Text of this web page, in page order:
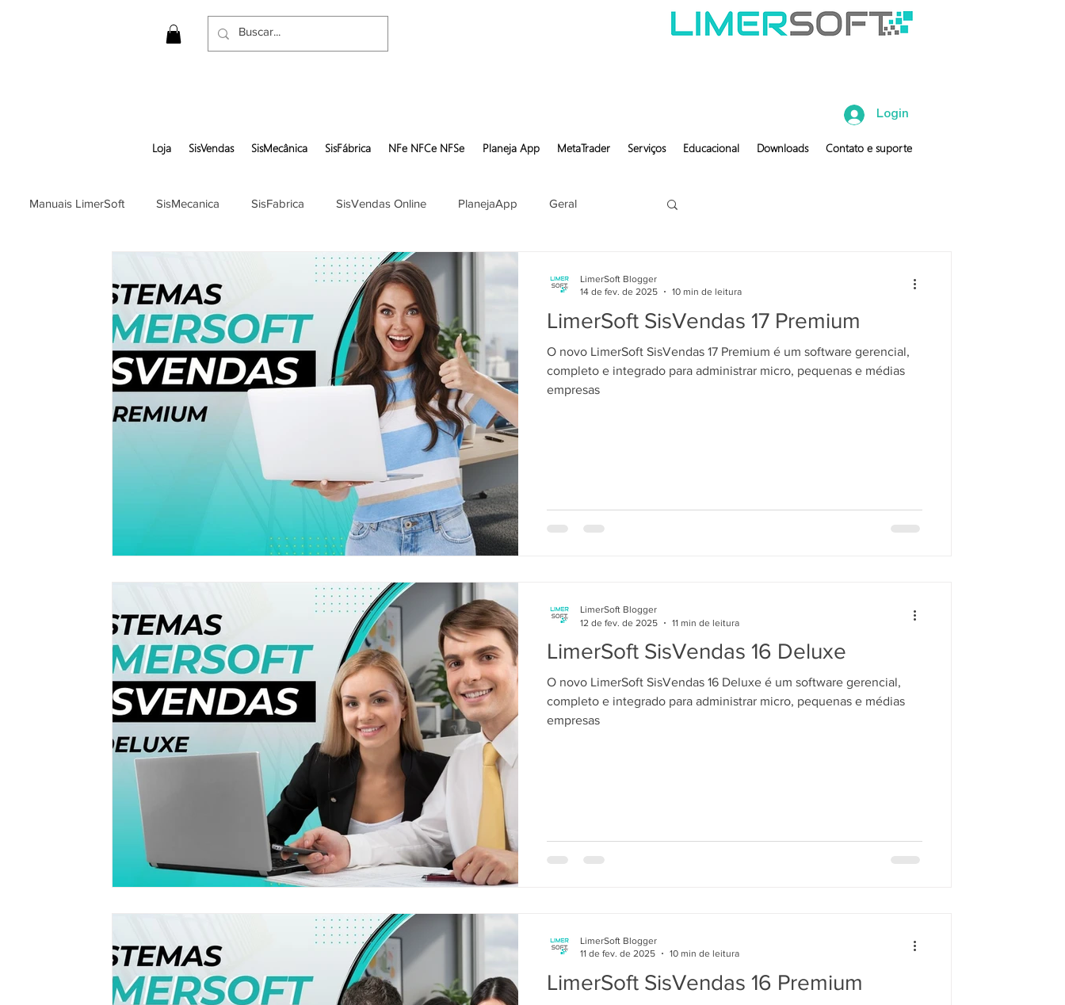
Login
Loja SisVendas SisMecânica SisFábrica NFe NFCe NFSe Planeja App MetaTrader Serviços Educacional Downloads Contato e suporte
Manuais LimerSoft SisMecanica SisFabrica SisVendas Online PlanejaApp Geral
LimerSoft SisVendas 17 Premium
O novo LimerSoft SisVendas 17 Premium é um software gerencial,
completo e integrado para administrar micro, pequenas e médias
empresas
LimerSoft Blogger
14 de fev. de 2025
10 min de leitura
LimerSoft SisVendas 16 Deluxe
O novo LimerSoft SisVendas 16 Deluxe é um software gerencial,
completo e integrado para administrar micro, pequenas e médias
empresas
LimerSoft Blogger
12 de fev. de 2025
11 min de leitura
LimerSoft SisVendas 16 Premium
LimerSoft Blogger
11 de fev. de 2025
10 min de leitura